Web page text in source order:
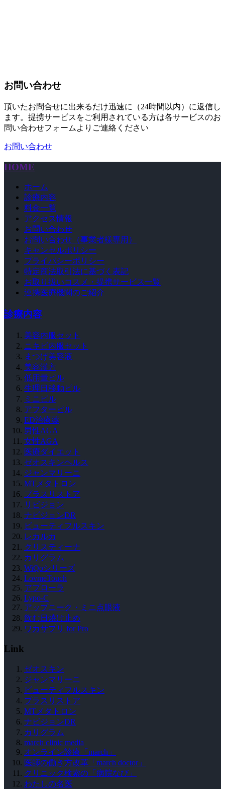
お問い合わせ
頂いたお問合せに出来るだけ迅速に（24時間以内）に返信し
ます。提携サービスをご利用されている方は各サービスのお
問い合わせフォームよりご連絡ください
お問い合わせ
HOME
ホーム
診療内容
料金一覧
アクセス情報
お問い合わせ
お問い合わせ（事業者様専用）
キャンセルポリシー
プライバシーポリシー
特定商法取引法に基づく表記
お取り扱いコスメ・提携サービス一覧
連携医療機関のご紹介
診療内容
美容内服セット
ニキビ内服セット
まつげ美容液
美容漢方
低用量ピル
生理日移動ピル
ミニピル
アフターピル
ED治療薬
男性AGA
女性AGA
医療ダイエット
ゼオスキンヘルス
ジャンマリーニ
MTメタトロン
プラスリストア
リビジョン
ナビジョンDR
ビューティフルスキン
レカルカ
クリスティーナ
カリグラム
WiQoシリーズ
LovmeTouch
アプローラ
Lypo-C
アップニーク・ミニ点眼液
飲む日焼け止め
ワカサプリ for Pro
Link
ゼオスキン
ジャンマリーニ
ビューティフルスキン
プラスリストア
MTメタトロン
ナビジョンDR
カリグラム
march clinic media
オンライン診療「march」
医師の働き方改革「march doctor」
クリニック検索の「病院なび」
わたしの名医